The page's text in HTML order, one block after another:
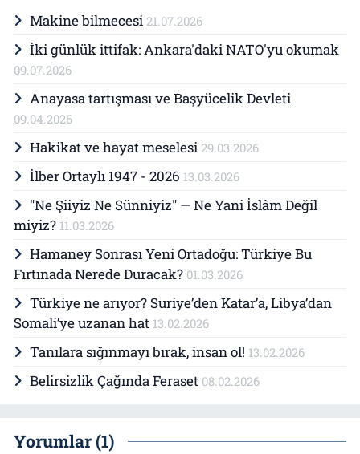
Makine bilmecesi 21.07.2026
İki günlük ittifak: Ankara'daki NATO'yu okumak
09.07.2026
Anayasa tartışması ve Başyücelik Devleti
09.04.2026
Hakikat ve hayat meselesi 29.03.2026
İlber Ortaylı 1947 - 2026 13.03.2026
"Ne Şiiyiz Ne Sünniyiz" — Ne Yani İslâm Değil
miyiz? 11.03.2026
Hamaney Sonrası Yeni Ortadoğu: Türkiye Bu
Fırtınada Nerede Duracak? 01.03.2026
Türkiye ne arıyor? Suriye’den Katar’a, Libya’dan
Somali’ye uzanan hat 13.02.2026
Tanılara sığınmayı bırak, insan ol! 13.02.2026
Belirsizlik Çağında Feraset 08.02.2026
Yorumlar (1)